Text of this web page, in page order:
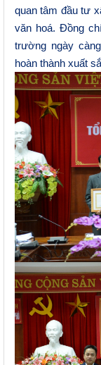
quan tâm đầu tư
văn hoá. Đồng
trường ngày
hoàn thành xuất